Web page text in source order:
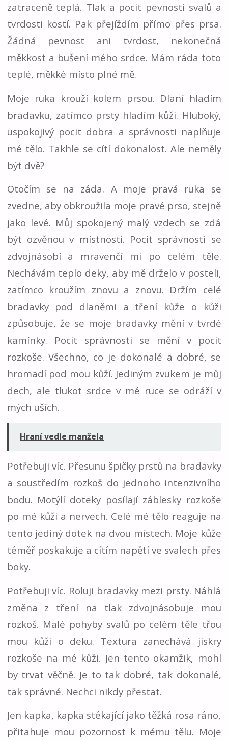
zatraceně teplá. Tlak a pocit pevnosti svalů a
tvrdosti kostí. Pak přejíždím přímo přes prsa.
Žádná pevnost ani tvrdost, nekonečná
měkkost a bušení mého srdce. Mám ráda toto
teplé, měkké místo plné mě.
Moje ruka krouží kolem prsou. Dlaní hladím
bradavku, zatímco prsty hladím kůži. Hluboký,
uspokojivý pocit dobra a správnosti naplňuje
mé tělo. Takhle se cítí dokonalost. Ale neměly
být dvě?
Otočím se na záda. A moje pravá ruka se
zvedne, aby obkroužila moje pravé prso, stejně
jako levé. Můj spokojený malý vzdech se zdá
být ozvěnou v místnosti. Pocit správnosti se
zdvojnásobí a mravenčí mi po celém těle.
Nechávám teplo deky, aby mě drželo v posteli,
zatímco kroužím znovu a znovu. Držím celé
bradavky pod dlaněmi a tření kůže o kůži
způsobuje, že se moje bradavky mění v tvrdé
kamínky. Pocit správnosti se mění v pocit
rozkoše. Všechno, co je dokonalé a dobré, se
hromadí pod mou kůží. Jediným zvukem je můj
dech, ale tlukot srdce v mé ruce se odráží v
mých uších.
Hraní vedle manžela
Potřebuji víc. Přesunu špičky prstů na bradavky
a soustředím rozkoš do jednoho intenzivního
bodu. Motýlí doteky posílají záblesky rozkoše
po mé kůži a nervech. Celé mé tělo reaguje na
tento jediný dotek na dvou místech. Moje kůže
téměř poskakuje a cítím napětí ve svalech přes
boky.
Potřebuji víc. Roluji bradavky mezi prsty. Náhlá
změna z tření na tlak zdvojnásobuje mou
rozkoš. Malé pohyby svalů po celém těle třou
mou kůži o deku. Textura zanechává jiskry
rozkoše na mé kůži. Jen tento okamžik, mohl
by trvat věčně. Je to tak dobré, tak dokonalé,
tak správné. Nechci nikdy přestat.
Jen kapka, kapka stékající jako těžká rosa ráno,
přitahuje mou pozornost k mému tělu. Moje